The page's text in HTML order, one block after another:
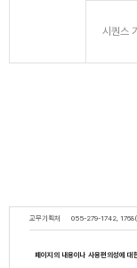
시퀀스
교무기획처 055-279-1742, 1768(
페이지의 내용이나 사용편의성에 대